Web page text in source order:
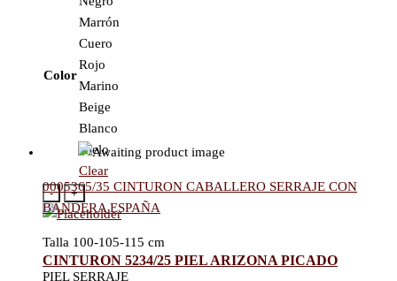
Color
Marrón
Cuero
Rojo
Marino
Beige
Blanco
Hielo
Clear
- +
CINTURON 5234/25 PIEL ARIZONA PICADO
0005365/35 CINTURON CABALLERO SERRAJE CON
BANDERA ESPAÑA
Talla 100-105-115 cm
PIEL SERRAJE